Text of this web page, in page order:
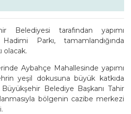
Belediyesi tarafından yapımı
Parkı, tamamlandığında
olacak.
Aybahçe Mahallesinde yapımı
yeşil dokusuna büyük katkıda
Büyükşehir Belediye Başkanı Tahir
bölgenin cazibe merkezi